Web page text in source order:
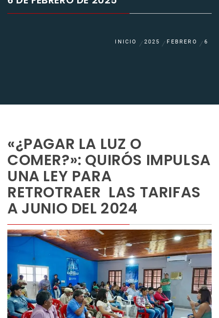
INICIO 2025 FEBRERO 6
«¿PAGAR LA LUZ O
COMER?»: QUIRÓS IMPULSA
UNA LEY PARA
RETROTRAER LAS TARIFAS
A JUNIO DEL 2024